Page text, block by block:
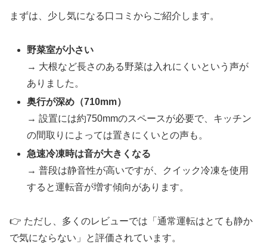
まずは、少し気になる口コミからご紹介します。
野菜室が小さい
→ 大根など長さのある野菜は入れにくいという声が
ありました。
奥行が深め（710mm）
→ 設置には約750mmのスペースが必要で、キッチン
の間取りによっては置きにくいとの声も。
急速冷凍時は音が大きくなる
→ 普段は静音性が高いですが、クイック冷凍を使用
すると運転音が増す傾向があります。
👉 ただし、多くのレビューでは「通常運転はとても静か
で気にならない」と評価されています。